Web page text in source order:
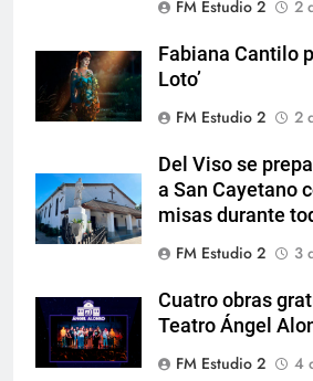
FM Estudio 2 2
Fabiana Cantilo
Loto’
FM Estudio 2
2
Del Viso se
a San Cayetano
misas durante
FM Estudio 2
3
Cuatro obras
Teatro Ángel
FM Estudio 2
4